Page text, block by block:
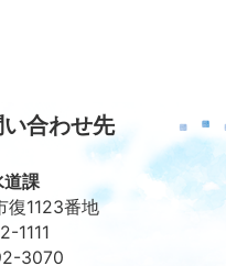
合わせ先
道課
復1123番地
1111
3070